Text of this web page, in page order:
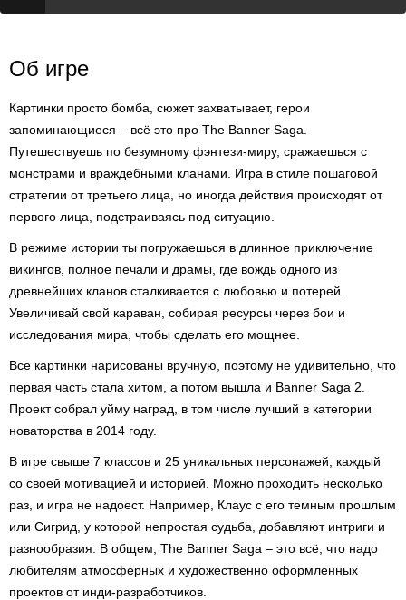
Об игре
Картинки просто бомба, сюжет захватывает, герои
запоминающиеся – всё это про The Banner Saga.
Путешествуешь по безумному фэнтези-миру, сражаешься с
монстрами и враждебными кланами. Игра в стиле пошаговой
стратегии от третьего лица, но иногда действия происходят от
первого лица, подстраиваясь под ситуацию.
В режиме истории ты погружаешься в длинное приключение
викингов, полное печали и драмы, где вождь одного из
древнейших кланов сталкивается с любовью и потерей.
Увеличивай свой караван, собирая ресурсы через бои и
исследования мира, чтобы сделать его мощнее.
Все картинки нарисованы вручную, поэтому не удивительно, что
первая часть стала хитом, а потом вышла и Banner Saga 2.
Проект собрал уйму наград, в том числе лучший в категории
новаторства в 2014 году.
В игре свыше 7 классов и 25 уникальных персонажей, каждый
со своей мотивацией и историей. Можно проходить несколько
раз, и игра не надоест. Например, Клаус с его темным прошлым
или Сигрид, у которой непростая судьба, добавляют интриги и
разнообразия. В общем, The Banner Saga – это всё, что надо
любителям атмосферных и художественно оформленных
проектов от инди-разработчиков.